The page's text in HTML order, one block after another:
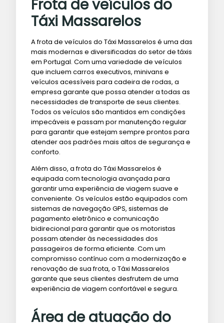
Frota de veículos do
Táxi Massarelos
A frota de veículos do Táxi Massarelos é uma das
mais modernas e diversificadas do setor de táxis
em Portugal. Com uma variedade de veículos
que incluem carros executivos, minivans e
veículos acessíveis para cadeira de rodas, a
empresa garante que possa atender a todas as
necessidades de transporte de seus clientes.
Todos os veículos são mantidos em condições
impecáveis ​​e passam por manutenção regular
para garantir que estejam sempre prontos para
atender aos padrões mais altos de segurança e
conforto.
Além disso, a frota do Táxi Massarelos é
equipada com tecnologia avançada para
garantir uma experiência de viagem suave e
conveniente. Os veículos estão equipados com
sistemas de navegação GPS, sistemas de
pagamento eletrônico e comunicação
bidirecional para garantir que os motoristas
possam atender às necessidades dos
passageiros de forma eficiente. Com um
compromisso contínuo com a modernização e
renovação de sua frota, o Táxi Massarelos
garante que seus clientes desfrutem de uma
experiência de viagem confortável e segura.
Área de atuação do